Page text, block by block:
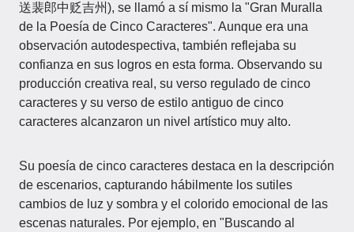
送裴郎中贬吉州), se llamó a sí mismo la "Gran Muralla
de la Poesía de Cinco Caracteres". Aunque era una
observación autodespectiva, también reflejaba su
confianza en sus logros en esta forma. Observando su
producción creativa real, su verso regulado de cinco
caracteres y su verso de estilo antiguo de cinco
caracteres alcanzaron un nivel artístico muy alto.
Su poesía de cinco caracteres destaca en la descripción
de escenarios, capturando hábilmente los sutiles
cambios de luz y sombra y el colorido emocional de las
escenas naturales. Por ejemplo, en "Buscando al